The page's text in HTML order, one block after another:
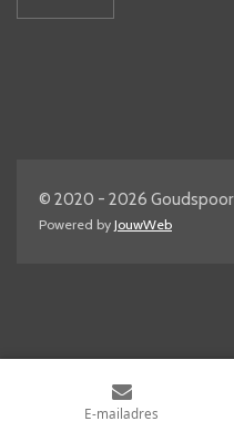
© 2020 - 2026 Goudspoor
Powered by JouwWeb
E-mailadres